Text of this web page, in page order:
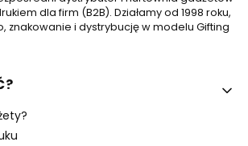
dla firm (B2B). Działamy od 1998 roku,
znakowanie i dystrybucję w modelu Gifting